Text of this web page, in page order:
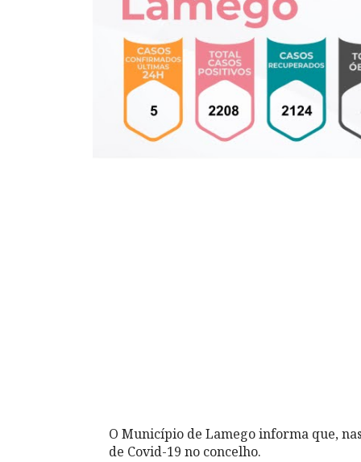
O Município de Lamego informa que,
de Covid-19 no concelho.